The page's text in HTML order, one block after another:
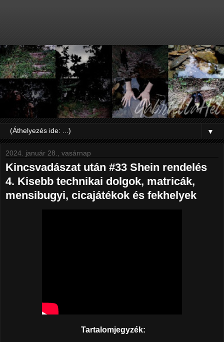
▼
2024. január 28., vasárnap
Kincsvadászat után #33 Shein rendelés
4. Kisebb technikai dolgok, matricák,
mensibugyi, cicajátékok és fekhelyek
Tartalomjegyzék: